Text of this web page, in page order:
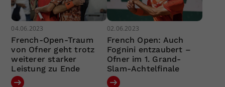
04.06.2023
French-Open-Traum
von Ofner geht trotz
weiterer starker
Leistung zu Ende
02.06.2023
French Open: Auch
Fognini entzaubert –
Ofner im 1. Grand-
Slam-Achtelfinale